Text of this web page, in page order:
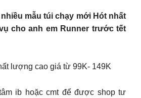
mẫu túi chạy mới Hót nhất
cho anh em Runner trước tết
lượng cao giá từ 99K- 149K
ib hoặc cmt để được shop tư